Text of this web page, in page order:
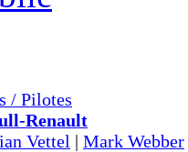
/ Pilotes
Renault
Vettel | Mark Webber